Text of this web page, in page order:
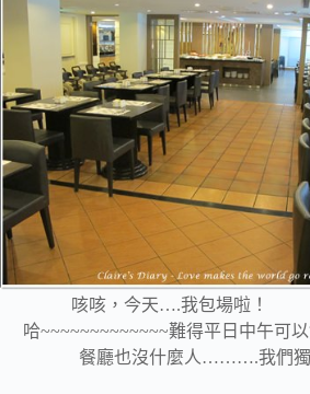
咳咳，今天….我包場啦
哈~~~~~~~~~~~~~難得平日中午可
餐廳也沒什麼人……….我們獨